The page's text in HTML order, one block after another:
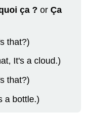
ça ? orÇa
that?)
It's a cloud.)
that?)
a bottle.)